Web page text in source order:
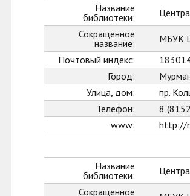
Название
библиотеки:
Сокращенное
название:
МБУК
Почтовый индекс:
Город:
Улица, дом:
пр.
Телефон:
8
www:
http://
Название
библиотеки:
Сокращенное